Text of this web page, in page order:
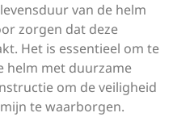
van de helm
zorgen dat deze
Het is essentieel om te
helm met duurzame
om de veiligheid
te waarborgen.